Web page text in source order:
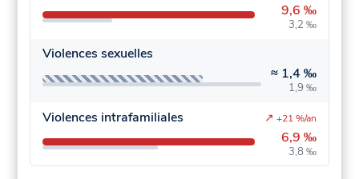
9,6 ‰
3,2 ‰
Violences sexuelles
≈ 1,4 ‰
1,9 ‰
Violences intrafamiliales
6,9 ‰
3,8 ‰
↗ +21 %/an